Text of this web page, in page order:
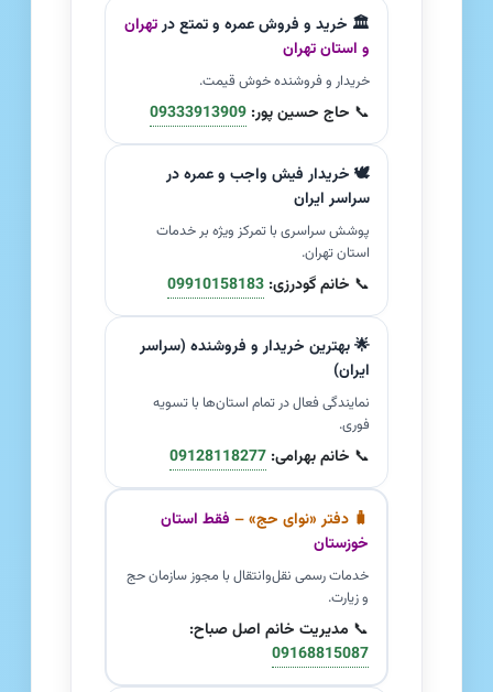
🏛️ خرید و فروش عمره و تمتع درتهران
و استان تهران
خریدار و فروشنده خوش قیمت.
📞 حاج حسین پور: 09333913909
🕊️ خریدار فیش واجب و عمره در
سراسر ایران
پوشش سراسری با تمرکز ویژه بر خدمات
استان تهران.
📞 خانم گودرزی: 09910158183
🌟 بهترین خریدار و فروشنده (سراسر
ایران)
نمایندگی فعال در تمام استان‌ها با تسویه
فوری.
📞 خانم بهرامی: 09128118277
🧳 دفتر «نوای حج» – فقط استان
خوزستان
خدمات رسمی نقل‌وانتقال با مجوز سازمان حج
و زیارت.
📞 مدیریت خانم اصل صباح:
09168815087